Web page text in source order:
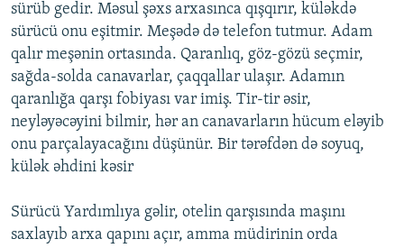
sürüb gedir. Məsul şəxs arxasınca qışqırır, küləkdə
sürücü onu eşitmir. Meşədə də telefon tutmur. Adam
qalır meşənin ortasında. Qaranlıq, göz-gözü seçmir,
sağda-solda canavarlar, çaqqallar ulaşır. Adamın
qaranlığa qarşı fobiyası var imiş. Tir-tir əsir,
neyləyəcəyini bilmir, hər an canavarların hücum eləyib
onu parçalayacağını düşünür. Bir tərəfdən də soyuq,
külək əhdini kəsir
Sürücü Yardımlıya gəlir, otelin qarşısında maşını
saxlayıb arxa qapını açır, amma müdirinin orda